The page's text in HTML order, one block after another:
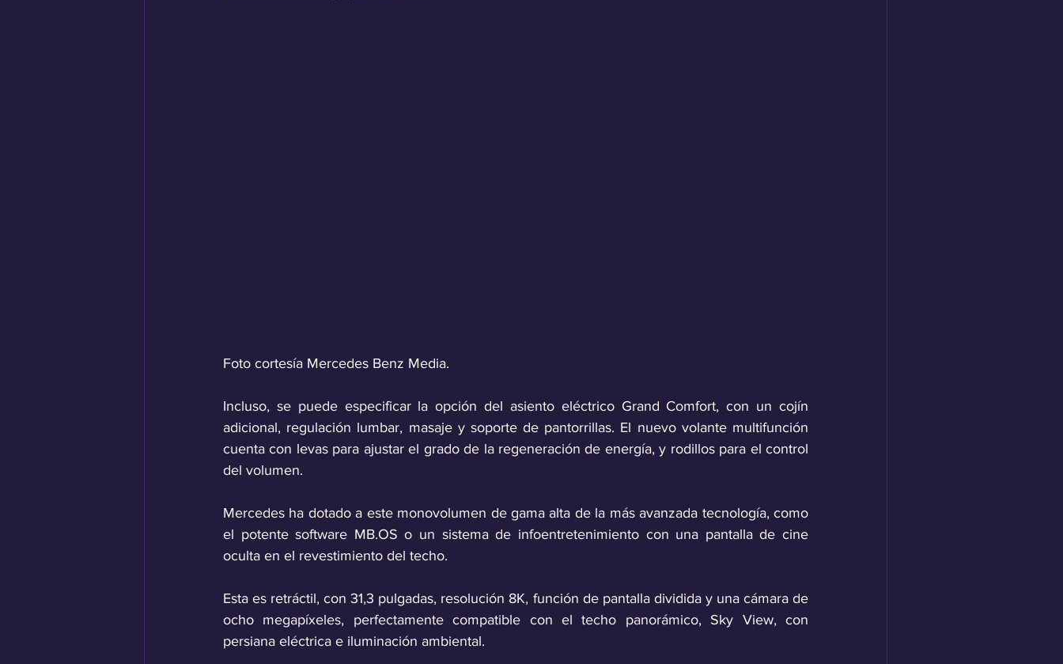
Foto cortesía Mercedes Benz Media.
Incluso, se puede especificar la opción del asiento eléctrico Grand Comfort, con un cojín
adicional, regulación lumbar, masaje y soporte de pantorrillas. El nuevo volante multifunción
cuenta con levas para ajustar el grado de la regeneración de energía, y rodillos para el control
del volumen.
Mercedes ha dotado a este monovolumen de gama alta de la más avanzada tecnología, como
el potente software MB.OS o un sistema de infoentretenimiento con una pantalla de cine
oculta en el revestimiento del techo.
Esta es retráctil, con 31,3 pulgadas, resolución 8K, función de pantalla dividida y una cámara de
ocho megapíxeles, perfectamente compatible con el techo panorámico, Sky View, con
persiana eléctrica e iluminación ambiental.